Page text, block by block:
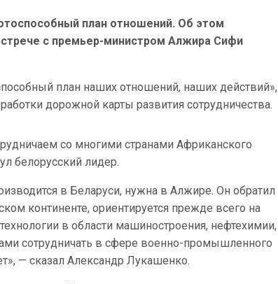
план отношений. Об этом
с премьер-министром Алжира Сифи
план наших отношений, наших действий»,
дорожной карты развития сотрудничества.
со многими странами Африканского
белорусский лидер.
в Беларуси, нужна в Алжире. Он обратил
континенте, ориентируется прежде всего на
в области машиностроения, нефтехимии,
сотрудничать в сфере военно-промышленного
— сказал Александр Лукашенко.